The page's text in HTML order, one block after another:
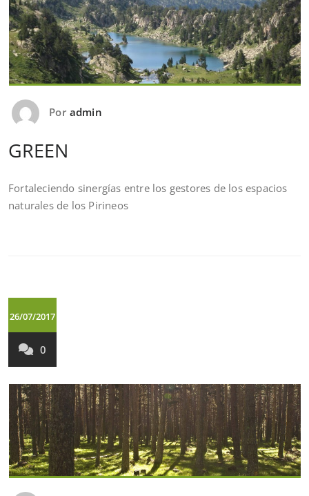
Por admin
GREEN
Fortaleciendo sinergías entre los gestores de los espacios
naturales de los Pirineos
26/07/2017
0